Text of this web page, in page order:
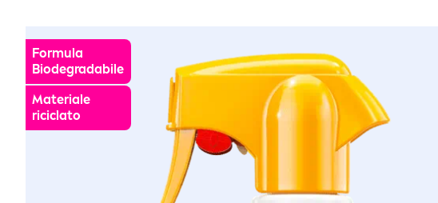
Formula
Biodegradabile
Materiale
riciclato